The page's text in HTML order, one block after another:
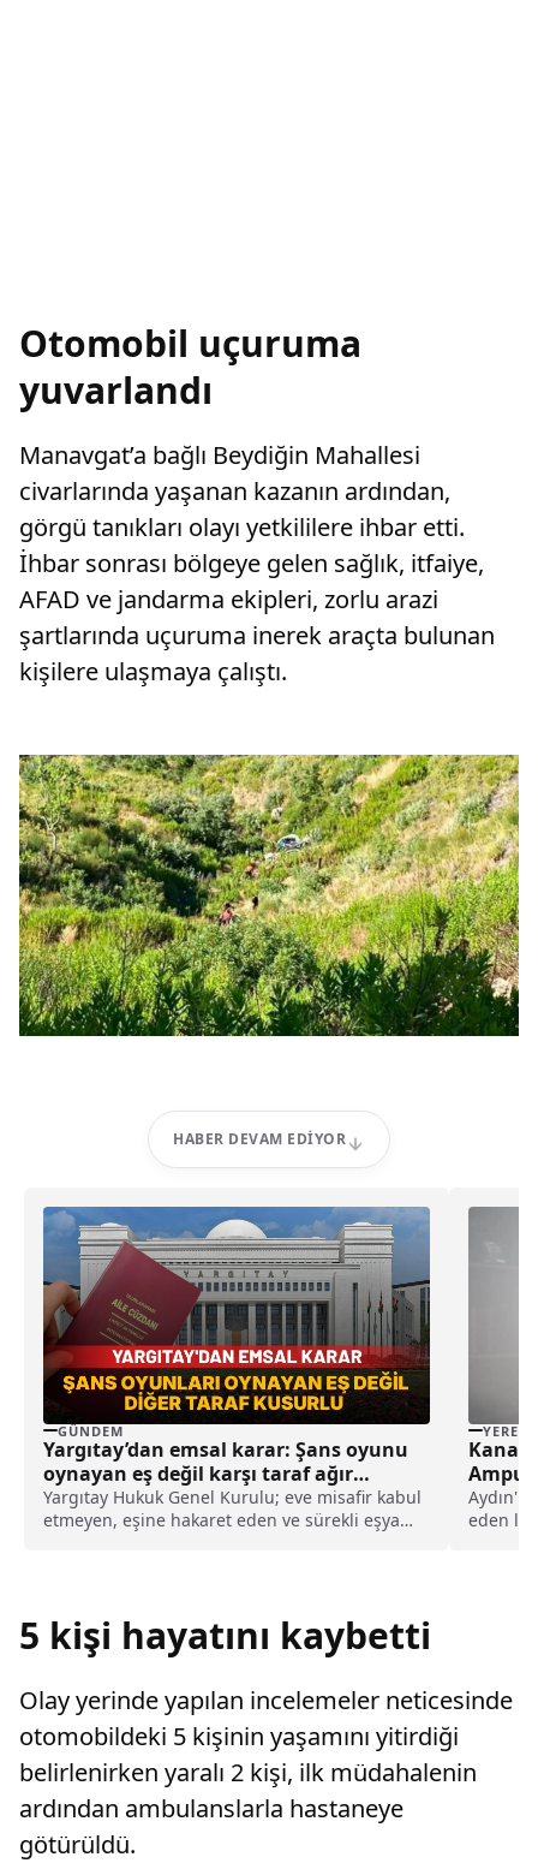
Otomobil uçuruma
yuvarlandı
Manavgat’a bağlı Beydiğin Mahallesi
civarlarında yaşanan kazanın ardından,
görgü tanıkları olayı yetkililere ihbar etti.
İhbar sonrası bölgeye gelen sağlık, itfaiye,
AFAD ve jandarma ekipleri, zorlu arazi
şartlarında uçuruma inerek araçta bulunan
kişilere ulaşmaya çalıştı.
HABER DEVAM EDIYOR
GÜNDEM
Yargıtay’dan emsal karar: Şans oyunu
oynayan eş değil karşı taraf ağır
kusurlu sayıldı
Yargıtay Hukuk Genel Kurulu; eve misafir kabul
etmeyen, eşine hakaret eden ve sürekli eşya
YEREL
eden
5 kişi hayatını kaybetti
Olay yerinde yapılan incelemeler neticesinde
otomobildeki 5 kişinin yaşamını yitirdiği
belirlenirken yaralı 2 kişi, ilk müdahalenin
ardından ambulanslarla hastaneye
götürüldü.